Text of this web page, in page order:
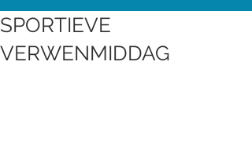
SPORTIEVE
VERWENMIDDAG